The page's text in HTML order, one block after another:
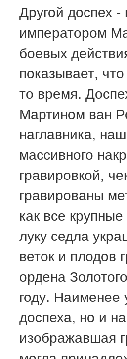
Другой доспех
императором
боевых
показывает,
то время.
Мартином ван
наглавника,
массивного
гравировкой,
гравированы
как все
луку седла
веток и плодов
ордена
году.
доспеха, но и
изображавшая